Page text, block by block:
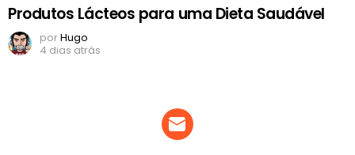
Produtos Lácteos para uma Dieta Saudável
porHugo
4 dias atrás